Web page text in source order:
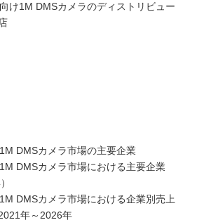
け1M DMSカメラのディストリビュー
DMSカメラ市場の主要企業
DMSカメラ市場における主要企業
DMSカメラ市場における企業別売上
年～2026年